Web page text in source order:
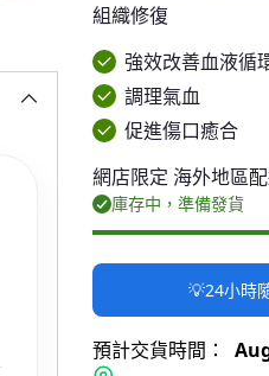
組織修復
強效改善血液循
調理氣血
促進傷口癒合
網店限定 海外地區
庫存中，準備發貨
💡24小時
預計交貨時間：